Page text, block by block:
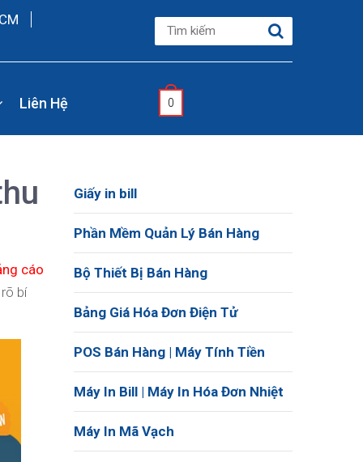
Liên Hệ 0
cáo
bí
Giấy in bill
Phần Mềm Quản Lý Bán Hàng
Bộ Thiết Bị Bán Hàng
Bảng Giá Hóa Đơn Điện Tử
POS Bán Hàng | Máy Tính Tiền
Máy In Bill | Máy In Hóa Đơn Nhiệt
Máy In Mã Vạch